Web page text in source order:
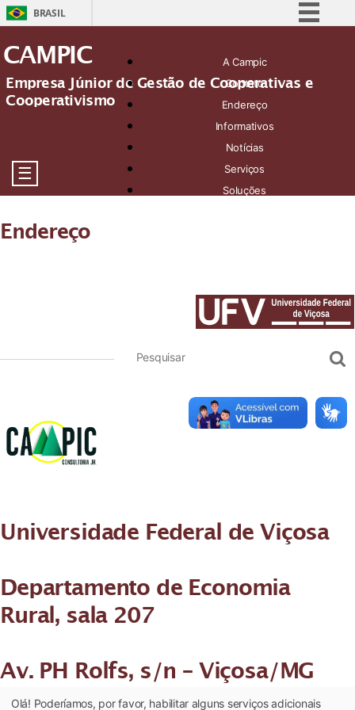
BRASIL
Comunica BR
Participe
Acesso à informação
Legislação
Canais
CAMPIC
Empresa Júnior de Gestão de Cooperativas e
Cooperativismo
A Campic
Contato
Endereço
Informativos
Notícias
Serviços
Soluções
☰
Endereço
Universidade Federal de Viçosa
Departamento de Economia
Rural, sala 207
Av. PH Rolfs, s/n – Viçosa/MG
Olá! Poderíamos, por favor, habilitar alguns serviços adicionais